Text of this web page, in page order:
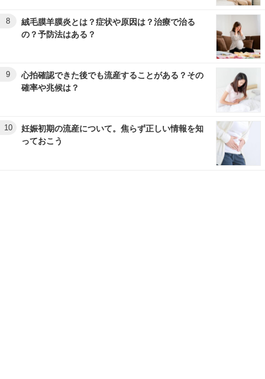
8
絨毛膜羊膜炎とは？症状や原因は？治療で治る
の？予防法はある？
9
心拍確認できた後でも流産することがある？その
確率や兆候は？
10
妊娠初期の流産について。焦らず正しい情報を知
っておこう